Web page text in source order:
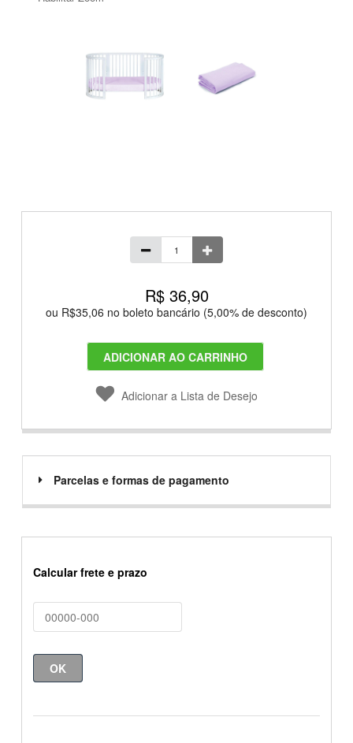
R$ 36,90
ou R$35,06 no boleto bancário (5,00% de desconto)
ADICIONAR AO CARRINHO
Adicionar a Lista de Desejo
Parcelas e formas de pagamento
Calcular frete e prazo
OK